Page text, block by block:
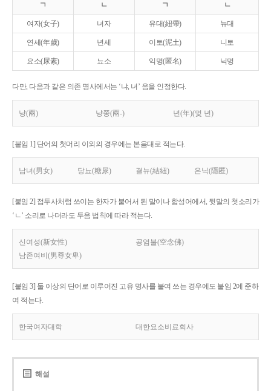
ㄱ ㄴ ㄱ ㄴ
여자(女子) 녀자 유대(紐帶) 뉴대
연세(年歲) 년세 이토(泥土) 니토
요소(尿素) 뇨소 익명(匿名) 닉명
다만, 다음과 같은 의존 명사에서는 ‘냐, 녀’ 음을 인정한다.
냥(兩) 냥쭝(兩-) 년(年)(몇 년)
[붙임 1] 단어의 첫머리 이외의 경우에는 본음대로 적는다.
남녀(男女) 당뇨(糖尿) 결뉴(結紐) 은닉(隱匿)
[붙임 2] 접두사처럼 쓰이는 한자가 붙어서 된 말이나 합성어에서, 뒷말의 첫소리가
‘ㄴ’ 소리로 나더라도 두음 법칙에 따라 적는다.
신여성(新女性)
공염불(空念佛)
남존여비(男尊女卑)
[붙임 3] 둘 이상의 단어로 이루어진 고유 명사를 붙여 쓰는 경우에도 붙임 2에 준하
여 적는다.
한국여자대학 대한요소비료회사
해설